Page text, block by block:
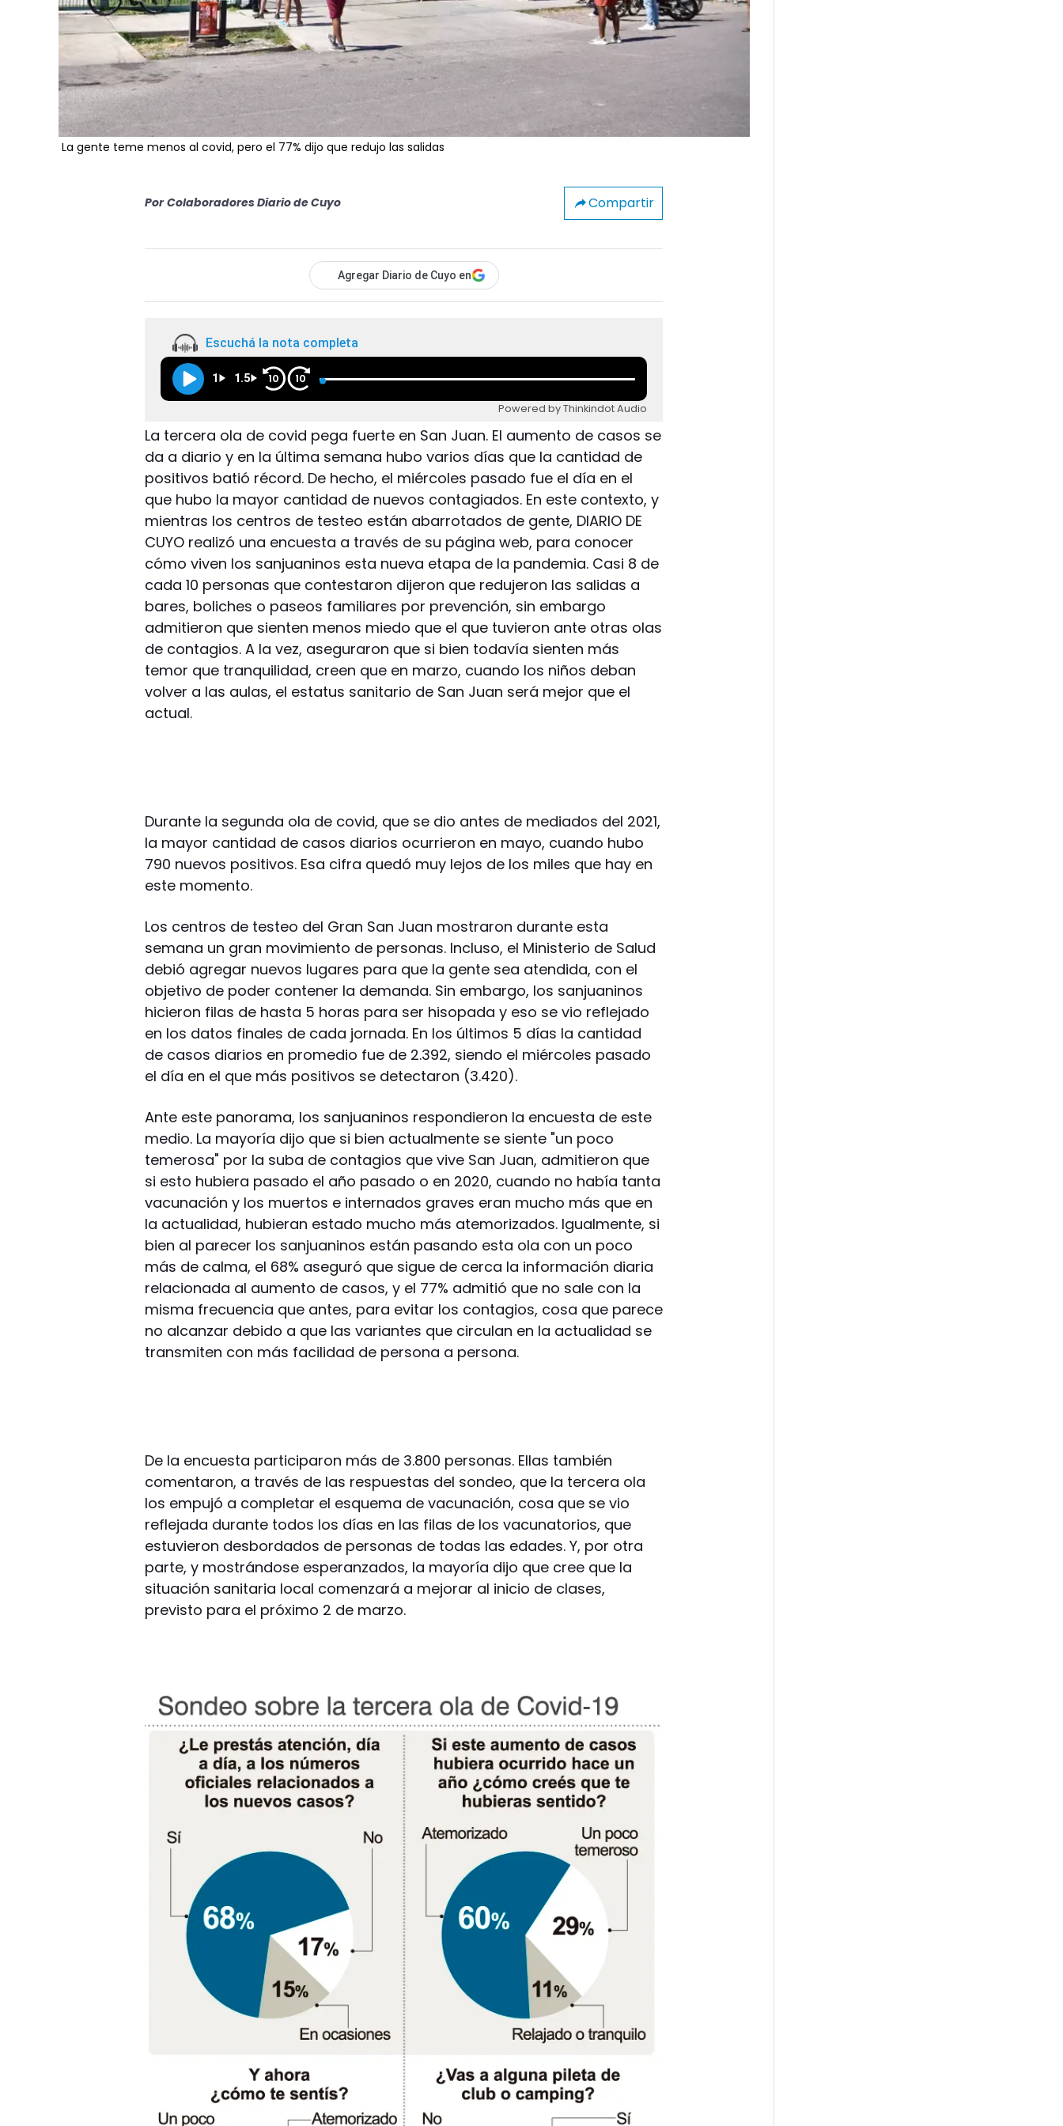
La gente teme menos al covid, pero el 77% dijo que redujo las salidas
Por Colaboradores Diario de Cuyo Compartir
Agregar Diario de Cuyo en
Escuchá la nota completa
1 1.5 10 10
Powered by Thinkindot Audio
La tercera ola de covid pega fuerte en San Juan. El aumento de casos se
da a diario y en la última semana hubo varios días que la cantidad de
positivos batió récord. De hecho, el miércoles pasado fue el día en el
que hubo la mayor cantidad de nuevos contagiados. En este contexto, y
mientras los centros de testeo están abarrotados de gente, DIARIO DE
CUYO realizó una encuesta a través de su página web, para conocer
cómo viven los sanjuaninos esta nueva etapa de la pandemia. Casi 8 de
cada 10 personas que contestaron dijeron que redujeron las salidas a
bares, boliches o paseos familiares por prevención, sin embargo
admitieron que sienten menos miedo que el que tuvieron ante otras olas
de contagios. A la vez, aseguraron que si bien todavía sienten más
temor que tranquilidad, creen que en marzo, cuando los niños deban
volver a las aulas, el estatus sanitario de San Juan será mejor que el
actual.
Durante la segunda ola de covid, que se dio antes de mediados del 2021,
la mayor cantidad de casos diarios ocurrieron en mayo, cuando hubo
790 nuevos positivos. Esa cifra quedó muy lejos de los miles que hay en
este momento.
Los centros de testeo del Gran San Juan mostraron durante esta
semana un gran movimiento de personas. Incluso, el Ministerio de Salud
debió agregar nuevos lugares para que la gente sea atendida, con el
objetivo de poder contener la demanda. Sin embargo, los sanjuaninos
hicieron filas de hasta 5 horas para ser hisopada y eso se vio reflejado
en los datos finales de cada jornada. En los últimos 5 días la cantidad
de casos diarios en promedio fue de 2.392, siendo el miércoles pasado
el día en el que más positivos se detectaron (3.420).
Ante este panorama, los sanjuaninos respondieron la encuesta de este
medio. La mayoría dijo que si bien actualmente se siente "un poco
temerosa" por la suba de contagios que vive San Juan, admitieron que
si esto hubiera pasado el año pasado o en 2020, cuando no había tanta
vacunación y los muertos e internados graves eran mucho más que en
la actualidad, hubieran estado mucho más atemorizados. Igualmente, si
bien al parecer los sanjuaninos están pasando esta ola con un poco
más de calma, el 68% aseguró que sigue de cerca la información diaria
relacionada al aumento de casos, y el 77% admitió que no sale con la
misma frecuencia que antes, para evitar los contagios, cosa que parece
no alcanzar debido a que las variantes que circulan en la actualidad se
transmiten con más facilidad de persona a persona.
De la encuesta participaron más de 3.800 personas. Ellas también
comentaron, a través de las respuestas del sondeo, que la tercera ola
los empujó a completar el esquema de vacunación, cosa que se vio
reflejada durante todos los días en las filas de los vacunatorios, que
estuvieron desbordados de personas de todas las edades. Y, por otra
parte, y mostrándose esperanzados, la mayoría dijo que cree que la
situación sanitaria local comenzará a mejorar al inicio de clases,
previsto para el próximo 2 de marzo.